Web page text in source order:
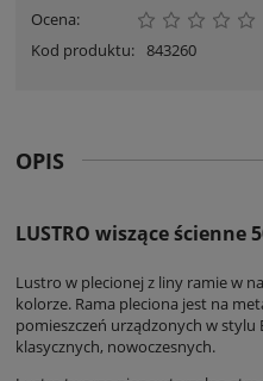
Ocena:
Kod produktu: 843260
OPIS
LUSTRO wiszące ścienne
Lustro w plecionej z liny ramie w
kolorze. Rama pleciona jest na
pomieszczeń urządzonych w
klasycznych, nowoczesnych.